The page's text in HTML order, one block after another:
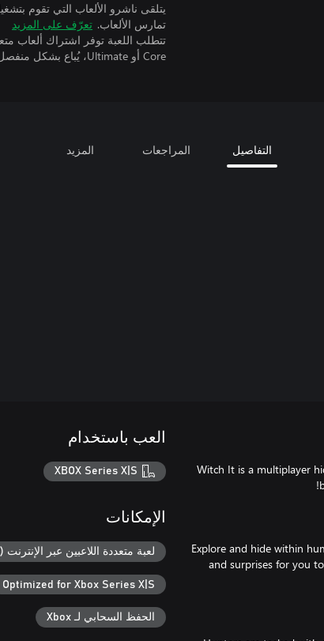
تمارس الألعاب. تعرّف على المزيد
Core أو Ultimate، يُباع بشكل منفصل).
التفاصيل المراجعات المزيد
Witch It is a multiplayer
Explore and hide within
and surprises for you
العب باستخدام
XBOX Series X|S
الإمكانات
لعبة متعددة اللاعبين عبر الإنترنت (2-16)
Optimized for Xbox Series X|S
الحفظ السحابي لـ Xbox